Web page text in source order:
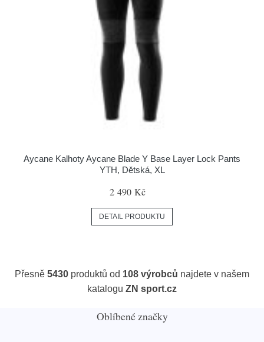
Aycane Kalhoty Aycane Blade Y Base Layer Lock Pants
YTH, Dětská, XL
2 490 Kč
DETAIL PRODUKTU
Přesně 5430 produktů od 108 výrobců najdete v našem
katalogu ZN sport.cz
Oblíbené značky